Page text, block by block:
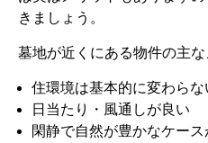
きましょう。
墓地が近くにある物件の主
住環境は基本的に変わらな
日当たり・風通しが良い
閑静で自然が豊かなケース